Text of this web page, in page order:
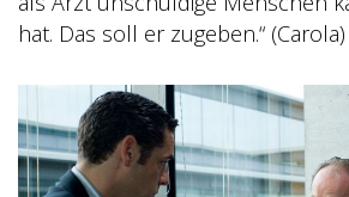
hat. Das soll er zugeben.“ (Carola)